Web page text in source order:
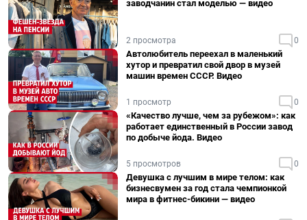
заводчанин стал моделью — видео
2 просмотра 0
Автолюбитель переехал в маленький
хутор и превратил свой двор в музей
машин времен СССР. Видео
1 просмотр 0
«Качество лучше, чем за рубежом»: как
работает единственный в России завод
по добыче йода. Видео
5 просмотров 0
Девушка с лучшим в мире телом: как
бизнесвумен за год стала чемпионкой
мира в фитнес-бикини — видео